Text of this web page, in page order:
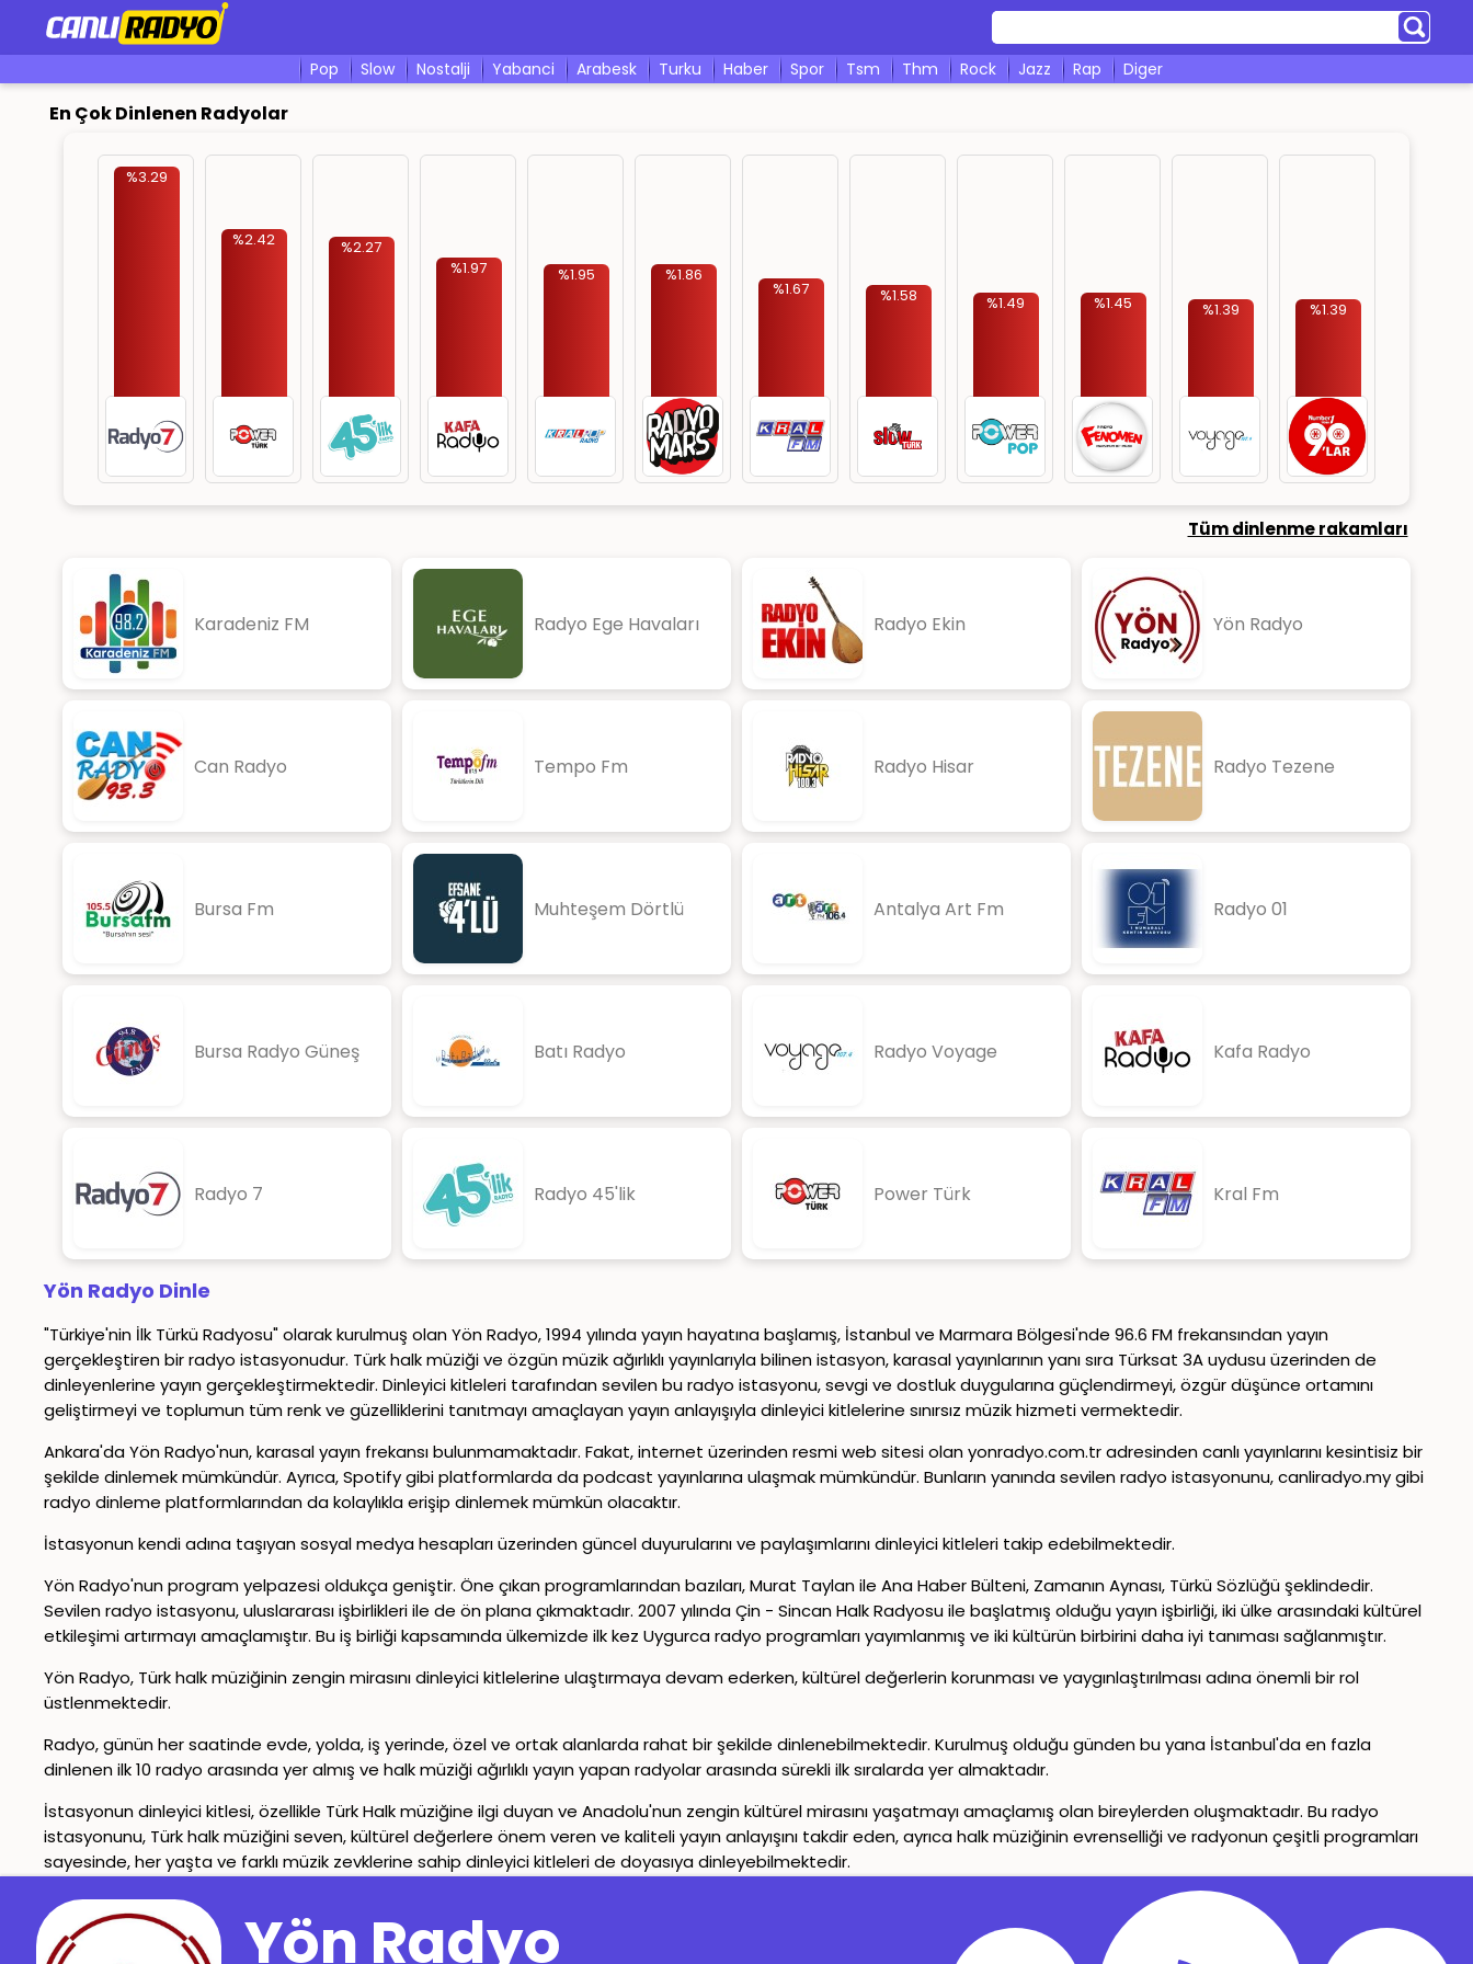
pop slow nostalji yabanci arabesk turku haber spor tsm thm rock jazz rap diger
En Çok Dinlenen Radyolar
%3.29
%2.42
%2.27
%1.97
%1.95 %1.86
%1.67 %1.58 %1.49 %1.45 %1.39 %1.39
Tüm dinlenme rakamları
Karadeniz FM Radyo Ege Havaları Radyo Ekin Yön Radyo
Can Radyo Tempo Fm Radyo Hisar Radyo Tezene
Bursa Fm Muhteşem Dörtlü Antalya Art Fm Radyo 01
Bursa Radyo Güneş Batı Radyo Radyo Voyage Kafa Radyo
Radyo 7 Radyo 45'lik Power Türk Kral Fm
Yön Radyo Dinle
"Türkiye'nin İlk Türkü Radyosu" olarak kurulmuş olan Yön Radyo, 1994 yılında yayın hayatına başlamış, İstanbul ve Marmara Bölgesi'nde 96.6 FM frekansından yayın
gerçekleştiren bir radyo istasyonudur. Türk halk müziği ve özgün müzik ağırlıklı yayınlarıyla bilinen istasyon, karasal yayınlarının yanı sıra Türksat 3A uydusu üzerinden de
dinleyenlerine yayın gerçekleştirmektedir. Dinleyici kitleleri tarafından sevilen bu radyo istasyonu, sevgi ve dostluk duygularına güçlendirmeyi, özgür düşünce ortamını
geliştirmeyi ve toplumun tüm renk ve güzelliklerini tanıtmayı amaçlayan yayın anlayışıyla dinleyici kitlelerine sınırsız müzik hizmeti vermektedir.
Ankara'da Yön Radyo'nun, karasal yayın frekansı bulunmamaktadır. Fakat, internet üzerinden resmi web sitesi olan yonradyo.com.tr adresinden canlı yayınlarını kesintisiz bir
şekilde dinlemek mümkündür. Ayrıca, Spotify gibi platformlarda da podcast yayınlarına ulaşmak mümkündür. Bunların yanında sevilen radyo istasyonunu, canliradyo.my gibi
radyo dinleme platformlarından da kolaylıkla erişip dinlemek mümkün olacaktır.
İstasyonun kendi adına taşıyan sosyal medya hesapları üzerinden güncel duyurularını ve paylaşımlarını dinleyici kitleleri takip edebilmektedir.
Yön Radyo'nun program yelpazesi oldukça geniştir. Öne çıkan programlarından bazıları, Murat Taylan ile Ana Haber Bülteni, Zamanın Aynası, Türkü Sözlüğü şeklindedir.
Sevilen radyo istasyonu, uluslararası işbirlikleri ile de ön plana çıkmaktadır. 2007 yılında Çin - Sincan Halk Radyosu ile başlatmış olduğu yayın işbirliği, iki ülke arasındaki kültürel
etkileşimi artırmayı amaçlamıştır. Bu iş birliği kapsamında ülkemizde ilk kez Uygurca radyo programları yayımlanmış ve iki kültürün birbirini daha iyi tanıması sağlanmıştır.
Yön Radyo, Türk halk müziğinin zengin mirasını dinleyici kitlelerine ulaştırmaya devam ederken, kültürel değerlerin korunması ve yaygınlaştırılması adına önemli bir rol
üstlenmektedir.
Radyo, günün her saatinde evde, yolda, iş yerinde, özel ve ortak alanlarda rahat bir şekilde dinlenebilmektedir. Kurulmuş olduğu günden bu yana İstanbul'da en fazla
dinlenen ilk 10 radyo arasında yer almış ve halk müziği ağırlıklı yayın yapan radyolar arasında sürekli ilk sıralarda yer almaktadır.
İstasyonun dinleyici kitlesi, özellikle Türk Halk müziğine ilgi duyan ve Anadolu'nun zengin kültürel mirasını yaşatmayı amaçlamış olan bireylerden oluşmaktadır. Bu radyo
istasyonunu, Türk halk müziğini seven, kültürel değerlere önem veren ve kaliteli yayın anlayışını takdir eden, ayrıca halk müziğinin evrenselliği ve radyonun çeşitli programları
sayesinde, her yaşta ve farklı müzik zevklerine sahip dinleyici kitleleri de doyasıya dinleyebilmektedir.
İletişim Gizlilik Politikası